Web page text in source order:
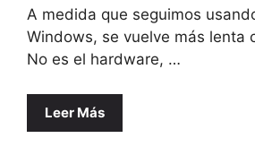
A medida que seguimos
Windows, se vuelve más lenta
No es el hardware, …
Leer Más